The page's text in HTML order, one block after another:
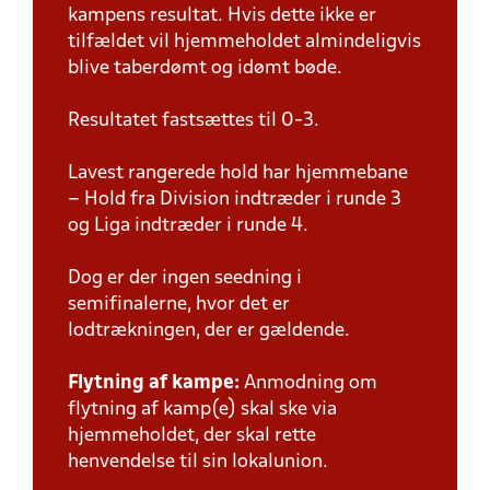
kampens resultat. Hvis dette ikke er
tilfældet vil hjemmeholdet almindeligvis
blive taberdømt og idømt bøde.
Resultatet fastsættes til 0-3.
Lavest rangerede hold har hjemmebane
– Hold fra Division indtræder i runde 3
og Liga indtræder i runde 4.
Dog er der ingen seedning i
semifinalerne, hvor det er
lodtrækningen, der er gældende.
Flytning af kampe: Anmodning om
flytning af kamp(e) skal ske via
hjemmeholdet, der skal rette
henvendelse til sin lokalunion.